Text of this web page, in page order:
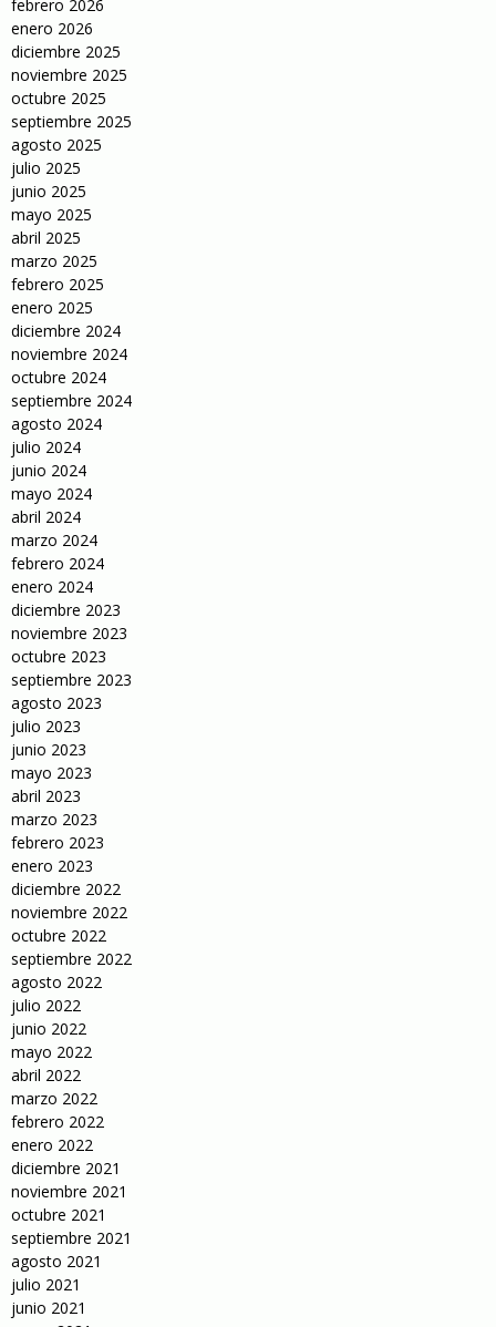
febrero 2026
enero 2026
diciembre 2025
noviembre 2025
octubre 2025
septiembre 2025
agosto 2025
julio 2025
junio 2025
mayo 2025
abril 2025
marzo 2025
febrero 2025
enero 2025
diciembre 2024
noviembre 2024
octubre 2024
septiembre 2024
agosto 2024
julio 2024
junio 2024
mayo 2024
abril 2024
marzo 2024
febrero 2024
enero 2024
diciembre 2023
noviembre 2023
octubre 2023
septiembre 2023
agosto 2023
julio 2023
junio 2023
mayo 2023
abril 2023
marzo 2023
febrero 2023
enero 2023
diciembre 2022
noviembre 2022
octubre 2022
septiembre 2022
agosto 2022
julio 2022
junio 2022
mayo 2022
abril 2022
marzo 2022
febrero 2022
enero 2022
diciembre 2021
noviembre 2021
octubre 2021
septiembre 2021
agosto 2021
julio 2021
junio 2021